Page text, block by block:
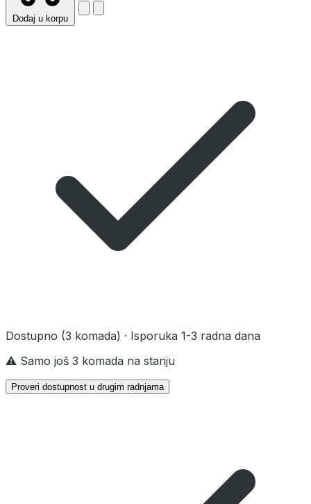
Dodaj u korpu
Dostupno (3 komada) · Isporuka 1-3 radna dana
⚠️ Samo još 3 komada na stanju
Proveri dostupnost u drugim radnjama